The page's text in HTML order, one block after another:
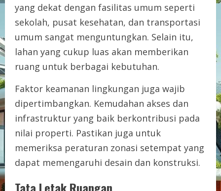
yang dekat dengan fasilitas umum seperti
sekolah, pusat kesehatan, dan transportasi
umum sangat menguntungkan. Selain itu,
lahan yang cukup luas akan memberikan
ruang untuk berbagai kebutuhan.
Faktor keamanan lingkungan juga wajib
dipertimbangkan. Kemudahan akses dan
infrastruktur yang baik berkontribusi pada
nilai properti. Pastikan juga untuk
memeriksa peraturan zonasi setempat yang
dapat memengaruhi desain dan konstruksi.